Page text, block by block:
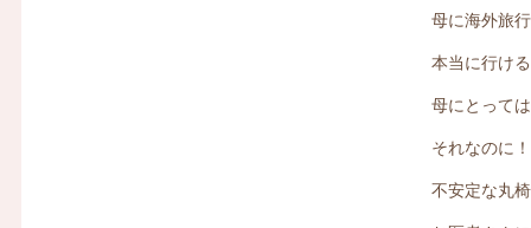
母に海外旅
本当に行け
母にとって
それなのに
不安定な丸